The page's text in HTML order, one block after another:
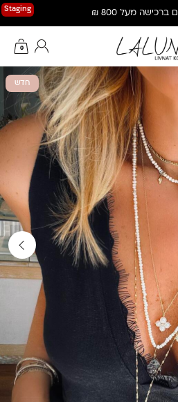
Staging מעל 800 ₪
0
החשבון שלי
חדש